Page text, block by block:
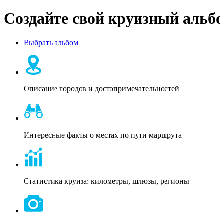
Создайте свой круизный
Выбрать альбом
Описание городов и достопримечательностей
Интересные факты о местах по пути маршрута
Статистика круиза: километры, шлюзы, регионы